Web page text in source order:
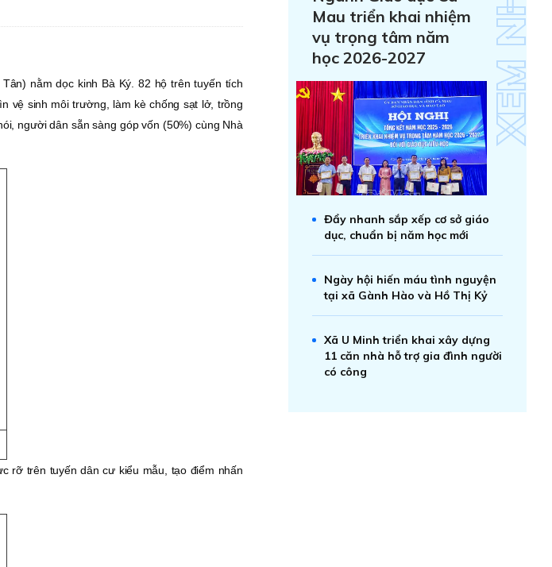
nằm dọc kinh Bà Ký. 82 hộ trên tuyến tích
vệ sinh môi trường, làm kè chống sạt lở, trồng
người dân sẵn sàng góp vốn (50%) cùng Nhà
rỡ trên tuyến dân cư kiểu mẫu, tạo điểm nhấn
Mau triển khai nhiệm
vụ trọng tâm năm
học 2026-2027
Đẩy nhanh sắp xếp cơ sở giáo
dục, chuẩn bị năm học mới
Ngày hội hiến máu tình nguyện
tại xã Gành Hào và Hồ Thị Kỷ
Xã U Minh triển khai xây dựng
11 căn nhà hỗ trợ gia đình người
có công